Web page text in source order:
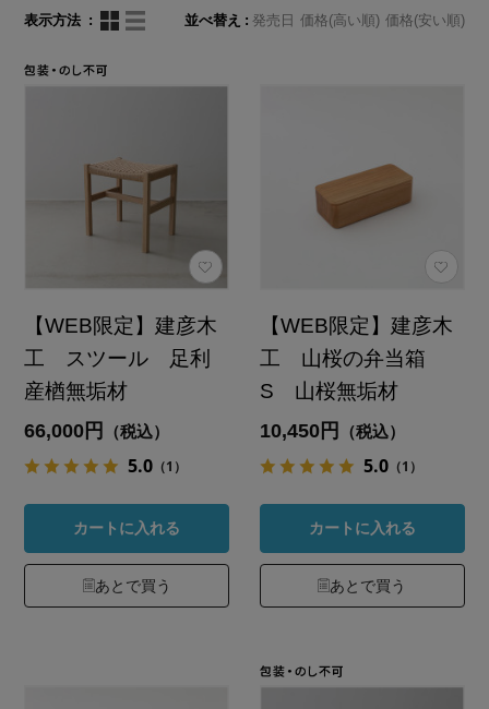
表示方法 並べ替え 発売日 価格(高い順) 価格(安い順)
【WEB限定】建彦木
工 スツール 足利
産楢無垢材
66,000円 （税込）
5.0 （1）
カートに入れる
あとで買う
【WEB限定】建彦木
工 山桜の弁当箱
S 山桜無垢材
10,450円 （税込）
5.0 （1）
カートに入れる
あとで買う